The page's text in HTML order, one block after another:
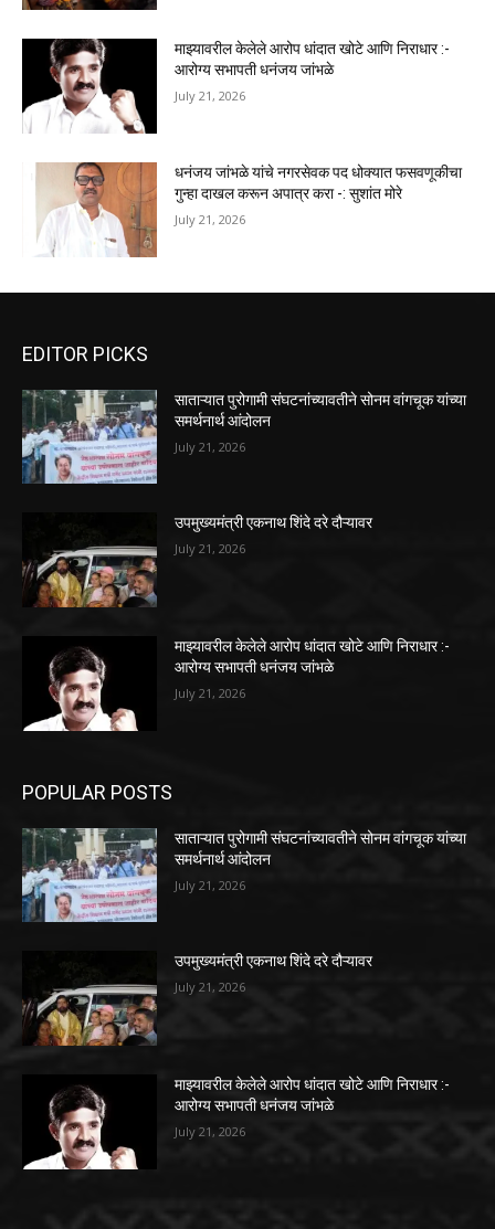
माझ्यावरील केलेले आरोप धांदात खोटे आणि निराधार :-
आरोग्य सभापती धनंजय जांभळे
July 21, 2026
धनंजय जांभळे यांचे नगरसेवक पद धोक्यात फसवणूकीचा
गुन्हा दाखल करून अपात्र करा -: सुशांत मोरे
July 21, 2026
EDITOR PICKS
साताऱ्यात पुरोगामी संघटनांच्यावतीने सोनम वांगचूक यांच्या
समर्थनार्थ आंदोलन
July 21, 2026
उपमुख्यमंत्री एकनाथ शिंदे दरे दौऱ्यावर
July 21, 2026
माझ्यावरील केलेले आरोप धांदात खोटे आणि निराधार :-
आरोग्य सभापती धनंजय जांभळे
July 21, 2026
POPULAR POSTS
साताऱ्यात पुरोगामी संघटनांच्यावतीने सोनम वांगचूक यांच्या
समर्थनार्थ आंदोलन
July 21, 2026
उपमुख्यमंत्री एकनाथ शिंदे दरे दौऱ्यावर
July 21, 2026
माझ्यावरील केलेले आरोप धांदात खोटे आणि निराधार :-
आरोग्य सभापती धनंजय जांभळे
July 21, 2026